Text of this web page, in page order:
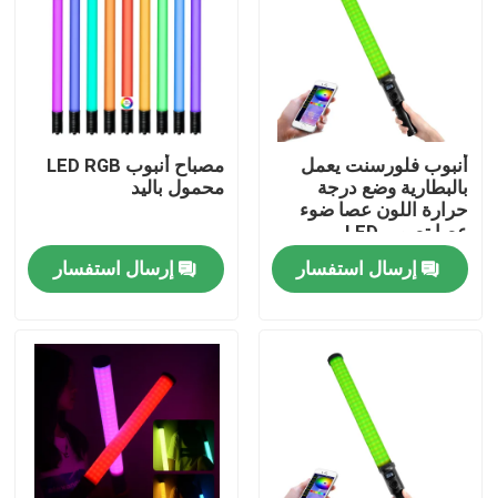
جولة في المصنع
مراقبة الجودة
اتصل بنا
أضواء استوديو فيديو LED
أنبوب فلورسنت يعمل
بالبطارية وضع درجة
حرارة اللون عصا ضوء
عصا تصوير LED
إرسال استفسار
مصباح أنبوب LED RGB
محمول باليد
إرسال استفسار